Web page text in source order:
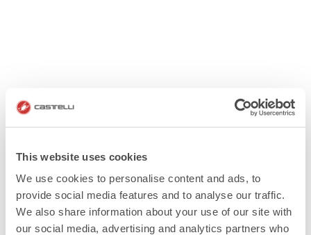
This website uses cookies
We use cookies to personalise content and ads, to
provide social media features and to analyse our traffic.
We also share information about your use of our site with
our social media, advertising and analytics partners who